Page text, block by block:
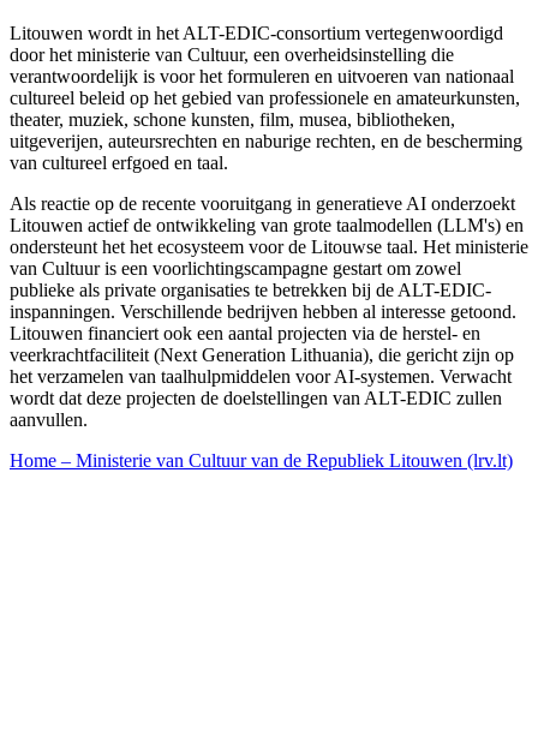
Litouwen wordt in het ALT-EDIC-consortium vertegenwoordigd
door het ministerie van Cultuur, een overheidsinstelling die
verantwoordelijk is voor het formuleren en uitvoeren van nationaal
cultureel beleid op het gebied van professionele en amateurkunsten,
theater, muziek, schone kunsten, film, musea, bibliotheken,
uitgeverijen, auteursrechten en naburige rechten, en de bescherming
van cultureel erfgoed en taal.
Als reactie op de recente vooruitgang in generatieve AI onderzoekt
Litouwen actief de ontwikkeling van grote taalmodellen (LLM's) en
ondersteunt het het ecosysteem voor de Litouwse taal. Het ministerie
van Cultuur is een voorlichtingscampagne gestart om zowel
publieke als private organisaties te betrekken bij de ALT-EDIC-
inspanningen. Verschillende bedrijven hebben al interesse getoond.
Litouwen financiert ook een aantal projecten via de herstel- en
veerkrachtfaciliteit (Next Generation Lithuania), die gericht zijn op
het verzamelen van taalhulpmiddelen voor AI-systemen. Verwacht
wordt dat deze projecten de doelstellingen van ALT-EDIC zullen
aanvullen.
Home – Ministerie van Cultuur van de Republiek Litouwen (lrv.lt)